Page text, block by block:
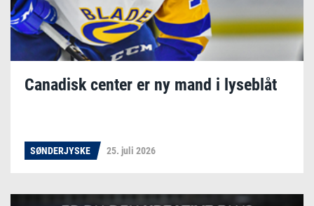
Canadisk center er ny mand i lyseblåt
SØNDERJYSKE 25. juli 2026